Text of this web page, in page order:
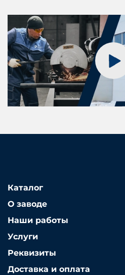
Каталог
О заводе
Наши работы
Услуги
Реквизиты
Доставка и оплата